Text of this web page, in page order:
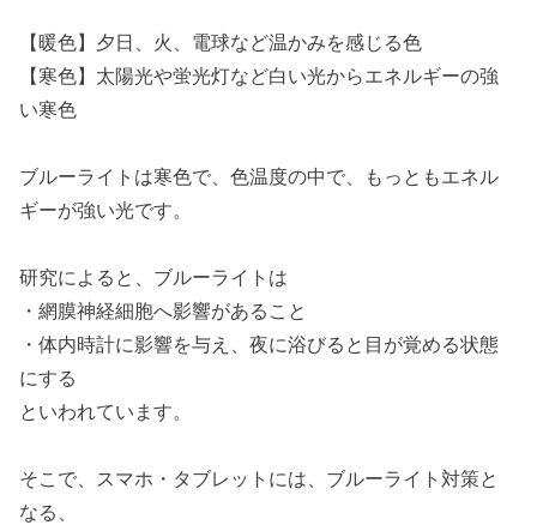
【暖色】夕日、火、電球など温かみを感じる色
【寒色】太陽光や蛍光灯など白い光からエネルギーの強
い寒色
ブルーライトは寒色で、色温度の中で、もっともエネル
ギーが強い光です。
研究によると、ブルーライトは
・網膜神経細胞へ影響があること
・体内時計に影響を与え、夜に浴びると目が覚める状態
にする
といわれています。
そこで、スマホ・タブレットには、ブルーライト対策と
なる、